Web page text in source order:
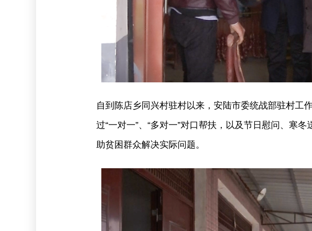
自到陈店乡同兴村驻村以来，安陆市委统战部驻村工
过“一对一”、“多对一”对口帮扶，以及节日慰问、寒
助贫困群众解决实际问题。